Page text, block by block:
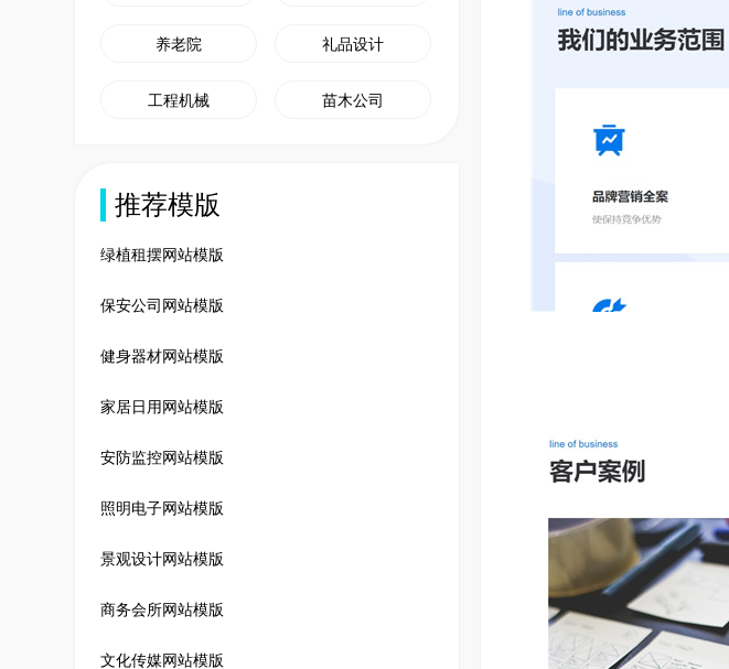
养老院 礼品设计
工程机械 苗木公司
推荐模版
绿植租摆网站模版
保安公司网站模版
健身器材网站模版
家居日用网站模版
安防监控网站模版
照明电子网站模版
景观设计网站模版
商务会所网站模版
文化传媒网站模版